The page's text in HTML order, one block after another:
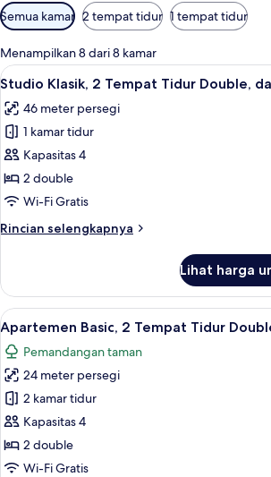
Filter
tersedia
untuk
kamar
Semua kamar 2 tempat tidur 1 tempat tidur
Menampilkan 8 dari 8 kamar
Lihat
semua
foto
untuk
Studio
Klasik,
2
Tidur
area
taman
Studio
19
Studio Klasik, 2 Tempat Tidur Double,
46 meter persegi
1 kamar tidur
Kapasitas 4
2 double
Wi-Fi Gratis
Rincian selengkapnya
Rincian
Studio
Klasik,
2
Tempat
Tidur
Double,
dapur,
area
taman
Lihat harga
Lihat
semua
foto
untuk
Apartemen
Basic,
2
Tempat
Apartemen
16
Apartemen Basic, 2 Tempat Tidur
Pemandangan taman
24 meter persegi
2 kamar tidur
Kapasitas 4
2 double
Wi-Fi Gratis